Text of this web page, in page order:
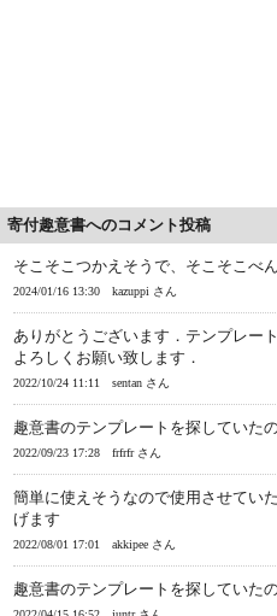
寄付趣意書へのコメント投稿
そこそこつかえそうで、そこそこべ
2024/01/16 13:30 kazuppi さん
ありがとうございます．テンプレー
よろしくお願い致します．
2022/10/24 11:11 sentan さん
趣意書のテンプレートを探していた
2022/09/23 17:28 frfrfr さん
簡単に使えそうなので使用させてい
げます
2022/08/01 17:01 akkipee さん
趣意書のテンプレートを探していた